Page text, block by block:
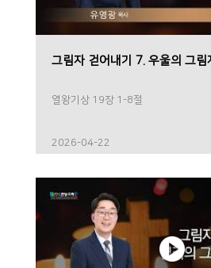
그림자 걷어내기 7. 우울의 그림
열왕기상 19장 1-8절
2026-04-22